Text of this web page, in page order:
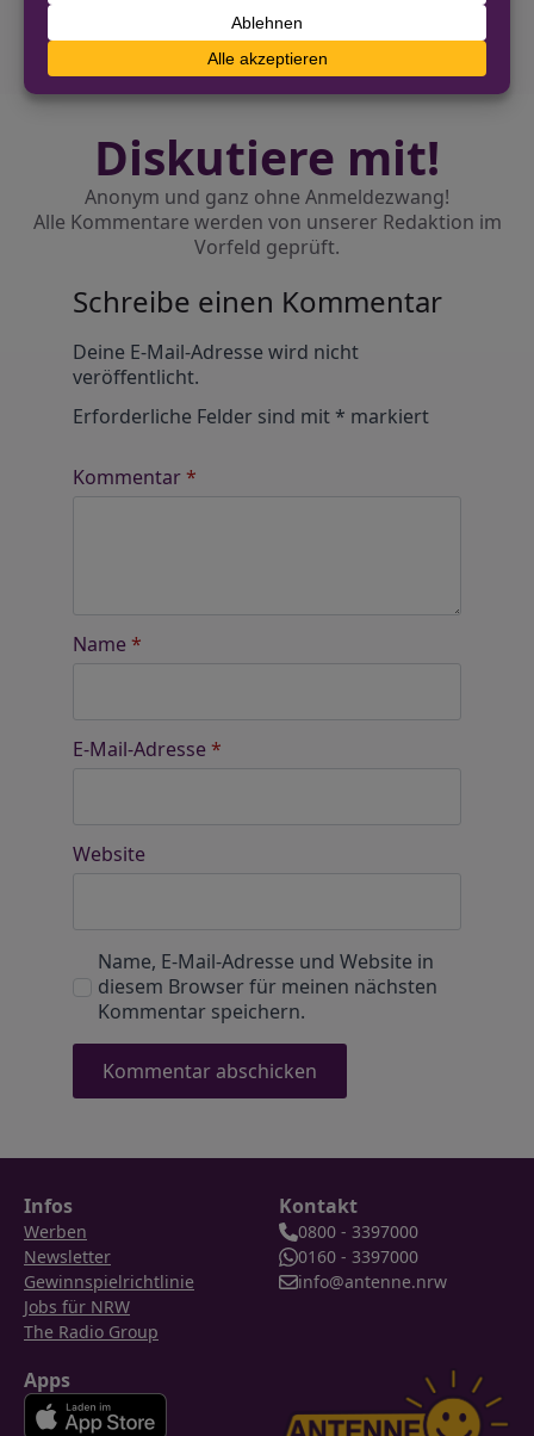
Diskutiere mit!
Anonym und ganz ohne Anmeldezwang!
Alle Kommentare werden von unserer Redaktion im
Vorfeld geprüft.
Schreibe einen Kommentar
Deine E-Mail-Adresse wird nicht
veröffentlicht.
Erforderliche Felder sind mit* markiert
Kommentar*
Name *
E-Mail-Adresse *
Website
Name, E-Mail-Adresse und Website in
diesem Browser für meinen nächsten
Kommentar speichern.
Infos
Werben
Newsletter
Gewinnspielrichtlinie
Jobs für NRW
The Radio Group
Kontakt
0800 - 3397000
0160 - 3397000
info@antenne.nrw
Apps